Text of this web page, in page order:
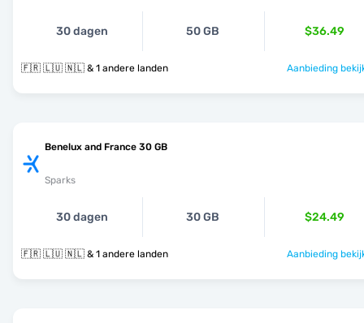
30 dagen 50 GB $36.49
🇫🇷 🇱🇺 🇳🇱 & 1 andere landen Aanbieding
Benelux and France 30 GB
Sparks
30 dagen 30 GB $24.49
🇫🇷 🇱🇺 🇳🇱 & 1 andere landen Aanbieding